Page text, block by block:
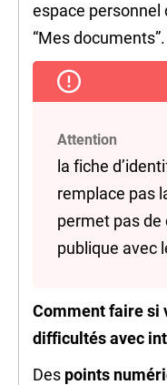
espace personnel
“Mes documents”.
Attention
la fiche
remplace pas
permet pas de
publique avec
Comment faire si
difficultés avec
Des points